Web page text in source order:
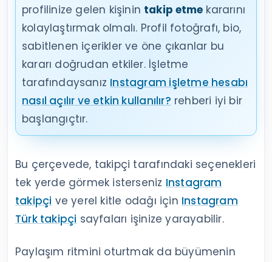
profilinize gelen kişinin takip etme kararını
kolaylaştırmak olmalı. Profil fotoğrafı, bio,
sabitlenen içerikler ve öne çıkanlar bu
kararı doğrudan etkiler. İşletme
tarafındaysanız Instagram işletme hesabı
nasıl açılır ve etkin kullanılır? rehberi iyi bir
başlangıçtır.
Bu çerçevede, takipçi tarafındaki seçenekleri
tek yerde görmek isterseniz Instagram
takipçi ve yerel kitle odağı için Instagram
Türk takipçi sayfaları işinize yarayabilir.
Paylaşım ritmini oturtmak da büyümenin